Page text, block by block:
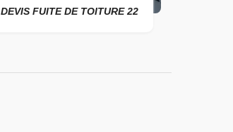
DEVIS FUITE DE TOITURE 22